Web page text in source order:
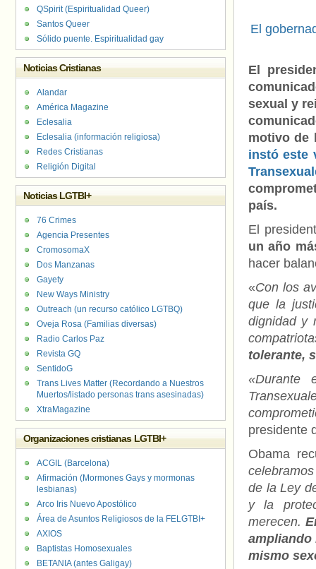
El
El
sexual y
motivo de
instó este
país.
El
un año
hacer
«Con los
que la
dignidad y
tolerante,
«Durante
presidente
Obama
de la Ley
y la
merecen.
ampliando
mismo
QSpirit (Espiritualidad Queer)
Santos Queer
Sólido puente. Espiritualidad gay
Noticias Cristianas
Alandar
América Magazine
Eclesalia
Eclesalia (información religiosa)
Redes Cristianas
Religión Digital
Noticias LGTBI+
76 Crimes
Agencia Presentes
CromosomaX
Dos Manzanas
Gayety
New Ways Ministry
Outreach (un recurso católico LGTBQ)
Oveja Rosa (Familias diversas)
Radio Carlos Paz
Revista GQ
SentidoG
Trans Lives Matter (Recordando a Nuestros
Muertos/listado personas trans asesinadas)
XtraMagazine
Organizaciones cristianas LGTBI+
ACGIL (Barcelona)
Afirmación (Mormones Gays y mormonas
lesbianas)
Arco Iris Nuevo Apostólico
Área de Asuntos Religiosos de la FELGTBI+
AXIOS
Baptistas Homosexuales
BETANIA (antes Galigay)